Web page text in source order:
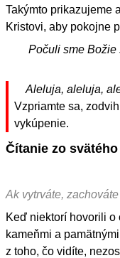
Takýmto prikazujeme
Kristovi, aby pokojne
Počuli sme Božie
Aleluja, aleluja,
Vzpriamte sa,
vykúpenie.
Čítanie zo
Ak vytrváte,
Keď niektorí hovorili o
kameňmi a
z toho, čo vidíte,